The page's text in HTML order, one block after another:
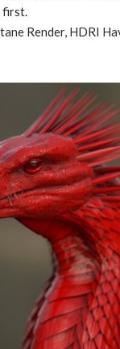
first.
Render, HDRI